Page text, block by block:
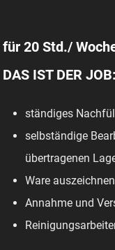
für 20 Std./
DAS IST DER JOB:
ständiges
selbständige
übertragenen
Ware
Annahme und